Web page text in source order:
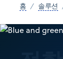
홈 솔루션